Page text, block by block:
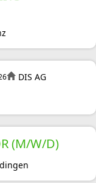
DIS AG
(M/W/D)